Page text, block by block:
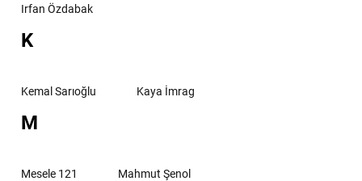
Irfan Özdabak
K
Kemal Sarıoğlu Kaya İmrag
M
Mesele 121
Mahmut Şenol